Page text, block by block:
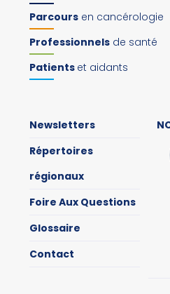
Parcours en cancérologie
Professionnels de santé
Patients et aidants
Newsletters
Répertoires
régionaux
Foire Aux Questions
Glossaire
Contact